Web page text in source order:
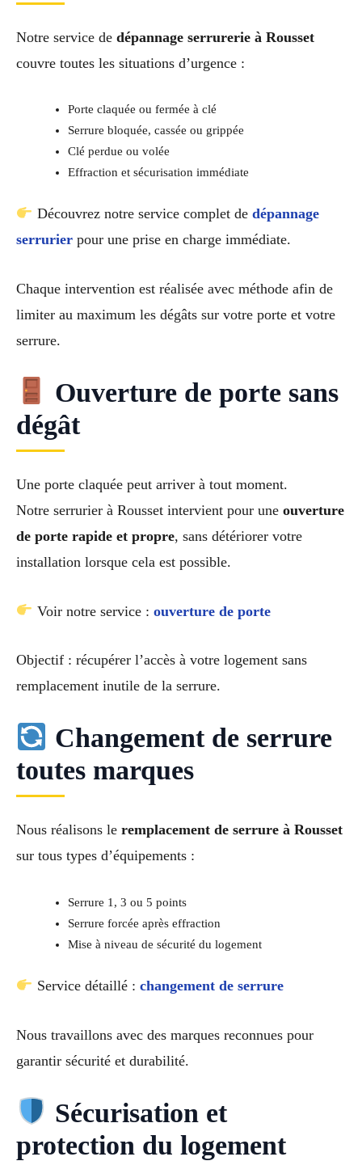
Notre service de dépannage serrurerie à Rousset
couvre toutes les situations d’urgence :
Porte claquée ou fermée à clé
Serrure bloquée, cassée ou grippée
Clé perdue ou volée
Effraction et sécurisation immédiate
Découvrez notre service complet de dépannage
serrurier pour une prise en charge immédiate.
Chaque intervention est réalisée avec méthode afin de
limiter au maximum les dégâts sur votre porte et votre
serrure.
Ouverture de porte sans
dégât
Une porte claquée peut arriver à tout moment.
Notre serrurier à Rousset intervient pour une ouverture
de porte rapide et propre, sans détériorer votre
installation lorsque cela est possible.
Voir notre service : ouverture de porte
Objectif : récupérer l’accès à votre logement sans
remplacement inutile de la serrure.
Changement de serrure
toutes marques
Nous réalisons le remplacement de serrure à Rousset
sur tous types d’équipements :
Serrure 1, 3 ou 5 points
Serrure forcée après effraction
Mise à niveau de sécurité du logement
Service détaillé : changement de serrure
Nous travaillons avec des marques reconnues pour
garantir sécurité et durabilité.
Sécurisation et
protection du logement